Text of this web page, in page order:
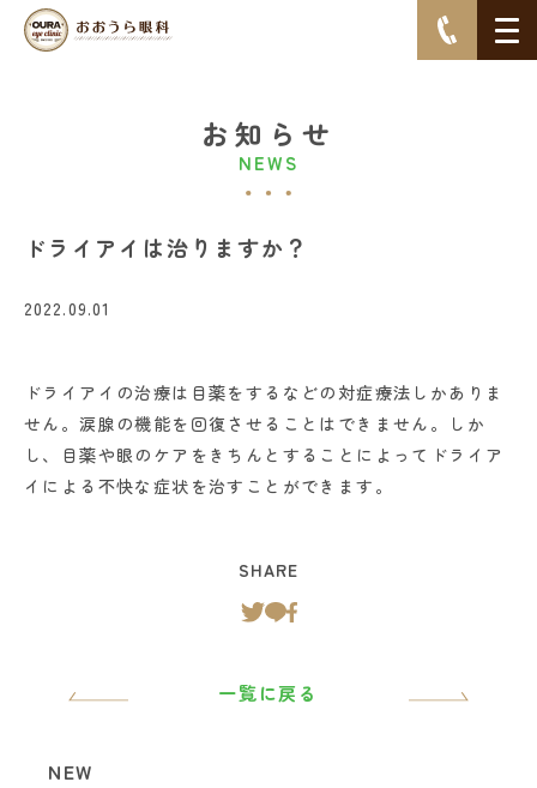
お知らせ
NEWS
ドライアイは治りますか？
2022.09.01
ドライアイの治療は目薬をするなどの対症療法しかありま
せん。涙腺の機能を回復させることはできません。しか
し、目薬や眼のケアをきちんとすることによってドライア
イによる不快な症状を治すことができます。
SHARE
一覧に戻る
NEW